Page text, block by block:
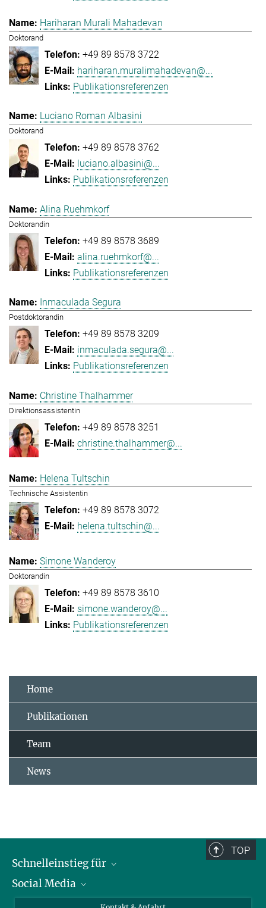
Hariharan Murali Mahadevan
Doktorand
+49 89 8578 3722
hariharan.muralimahadevan@...
Publikationsreferenzen
Luciano Roman Albasini
Doktorand
+49 89 8578 3762
luciano.albasini@...
Publikationsreferenzen
Alina Ruehmkorf
Doktorandin
+49 89 8578 3689
alina.ruehmkorf@...
Publikationsreferenzen
Inmaculada Segura
Postdoktorandin
+49 89 8578 3209
inmaculada.segura@...
Publikationsreferenzen
Christine Thalhammer
Direktionsassistentin
+49 89 8578 3251
christine.thalhammer@...
Helena Tultschin
Technische Assistentin
+49 89 8578 3072
helena.tultschin@...
Simone Wanderoy
Doktorandin
+49 89 8578 3610
simone.wanderoy@...
Publikationsreferenzen
Home
Publikationen
Team
News
TOP
Schnelleinstieg für
Journalist*innen
Social Media